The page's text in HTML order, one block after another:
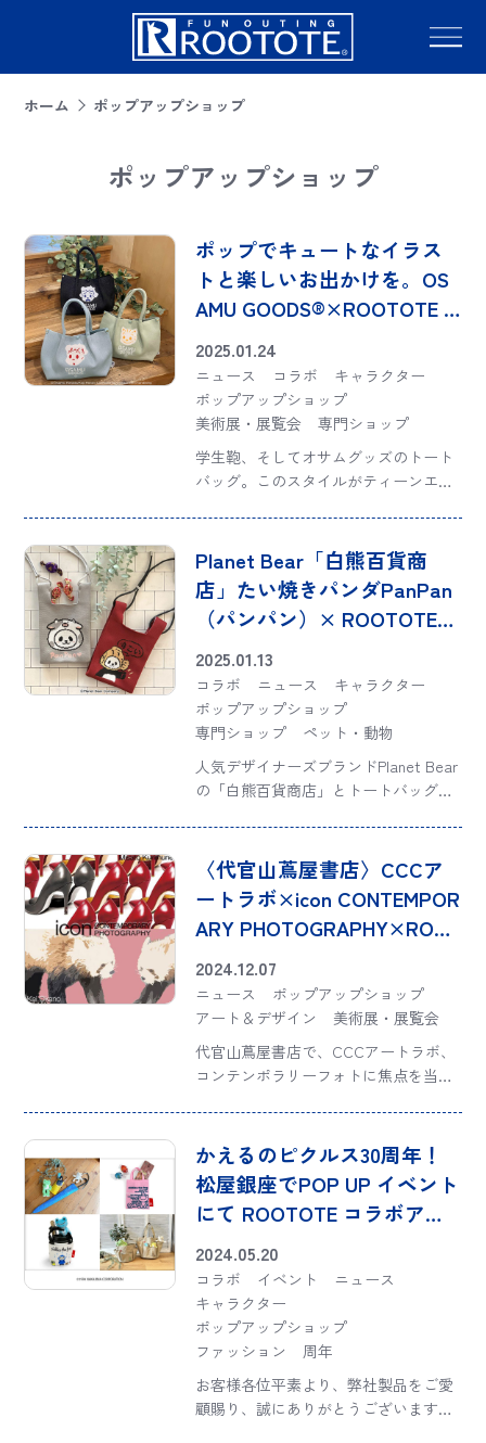
ホーム ポップアップショップ
ポップアップショップ
ポップでキュートなイラス
トと楽しいお出かけを。OS
AMU GOODS®×ROOTOTE N
ew Item
2025.01.24
ニュース コラボ
キャラクター
ポップアップショップ
美術展・展覧会
専門ショップ
学生鞄、そしてオサムグッズのトート
バッグ。このスタイルがティーンエイ
も言えるポップな世界観。世代を超え
て愛され続けるOSAMU GOODS®とト
ート […]
Planet Bear「白熊百貨商
店」たい焼きパンダPanPan
（パンパン）× ROOTOTEコ
ラボレーションのベビール
ーが登場！
2025.01.13
コラボ ニュース
キャラクター
ポップアップショップ
専門ショップ
ペット・動物
人気デザイナーズブランドPlanet Bear
の「白熊百貨商店」とトートバッグ専
である店長パンダPanPan（パンパン）
のコラボトートが完成しまし […]
〈代官山蔦屋書店〉CCCア
ートラボ×icon CONTEMPOR
ARY PHOTOGRAPHY×ROO
TOTE コラボ第3弾
2024.12.07
ニュース
ポップアップショップ
アート＆デザイン
美術展・展覧会
代官山蔦屋書店で、CCCアートラボ、
コンテンポラリーフォトに焦点を当て
ブランドROOTOTE（ルートート）の
コラボレーション企画 […]
かえるのピクルス30周年！
松屋銀座でPOP UP イベント
にて ROOTOTE コラボアイ
テムが先行発売！
2024.05.20
コラボ イベント
ニュース
キャラクター
ポップアップショップ
ファッション
周年
お客様各位平素より、弊社製品をご愛
顧賜り、誠にありがとうございます。